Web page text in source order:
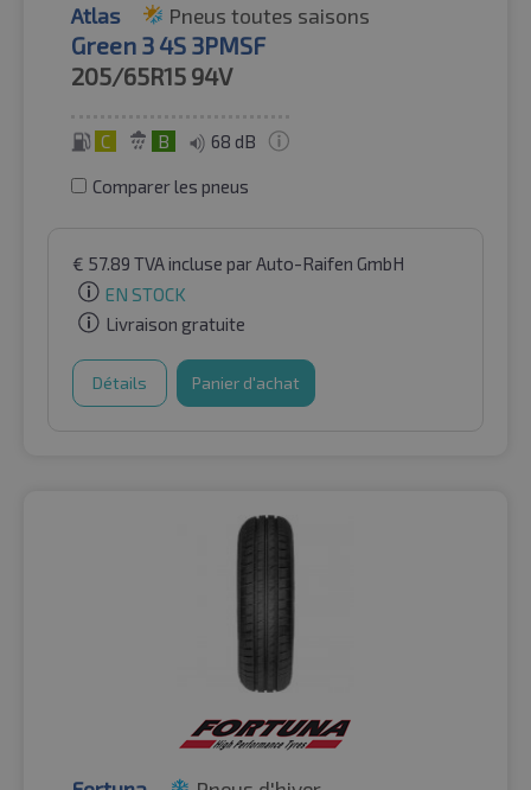
Atlas Pneus toutes saisons
Green 3 4S 3PMSF
205/65R15 94V
C B 68 dB
Comparer les pneus
€ 57.89 TVA incluse par Auto-Raifen GmbH
EN STOCK
Livraison gratuite
Détails Panier d'achat